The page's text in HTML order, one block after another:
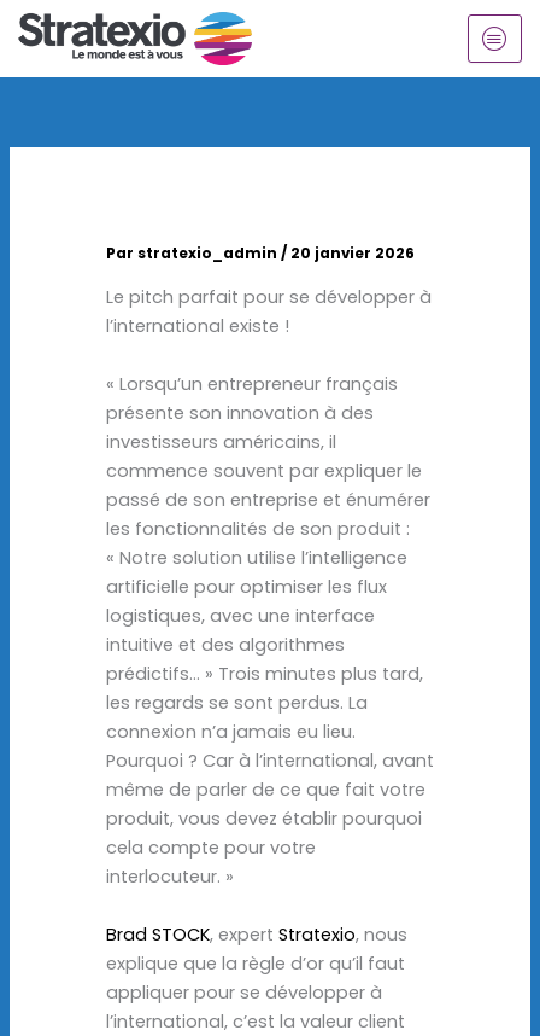
Aller
au
contenu
Par stratexio_admin / 20 janvier 2026
Le pitch parfait pour se développer à
l’international existe !
« Lorsqu’un entrepreneur français
présente son innovation à des
investisseurs américains, il
commence souvent par expliquer le
passé de son entreprise et énumérer
les fonctionnalités de son produit :
« Notre solution utilise l’intelligence
artificielle pour optimiser les flux
logistiques, avec une interface
intuitive et des algorithmes
prédictifs… » Trois minutes plus tard,
les regards se sont perdus. La
connexion n’a jamais eu lieu.
Pourquoi ? Car à l’international, avant
même de parler de ce que fait votre
produit, vous devez établir pourquoi
cela compte pour votre
interlocuteur. »
Brad STOCK, expert Stratexio, nous
explique que la règle d’or qu’il faut
appliquer pour se développer à
l’international, c’est la valeur client